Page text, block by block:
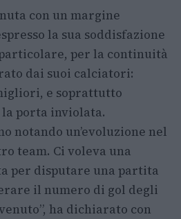
con un margine
la sua soddisfazione
per la continuità
dai suoi calciatori:
e soprattutto
porta inviolata.
notando un’evoluzione nel
team. Ci voleva una
per disputare una partita
il numero di gol degli
ha dichiarato con